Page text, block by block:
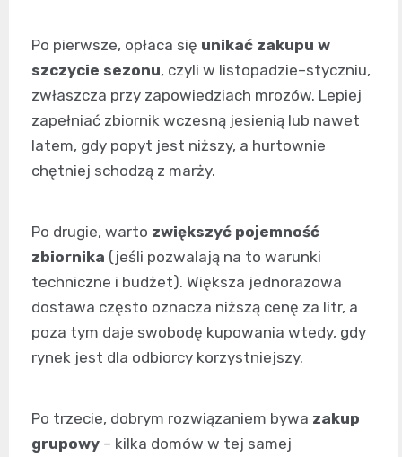
Po pierwsze, opłaca się unikać zakupu w
szczycie sezonu, czyli w listopadzie–styczniu,
zwłaszcza przy zapowiedziach mrozów. Lepiej
zapełniać zbiornik wczesną jesienią lub nawet
latem, gdy popyt jest niższy, a hurtownie
chętniej schodzą z marży.
Po drugie, warto zwiększyć pojemność
zbiornika (jeśli pozwalają na to warunki
techniczne i budżet). Większa jednorazowa
dostawa często oznacza niższą cenę za litr, a
poza tym daje swobodę kupowania wtedy, gdy
rynek jest dla odbiorcy korzystniejszy.
Po trzecie, dobrym rozwiązaniem bywa zakup
grupowy – kilka domów w tej samej